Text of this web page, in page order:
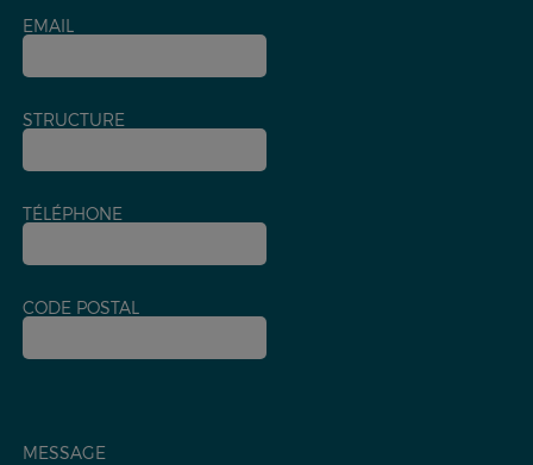
EMAIL
STRUCTURE
TÉLÉPHONE
CODE POSTAL
MESSAGE